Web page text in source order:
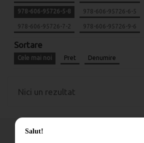
978-606-95726-5-8 978-606-95726-6-5
978-606-95726-7-2 978-606-95726-9-6
Sortare
Cele mai noi Pret Denumire
Nici un rezultat
Salut!